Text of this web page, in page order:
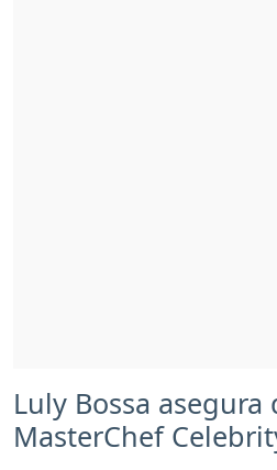
Luly Bossa asegura
MasterChef